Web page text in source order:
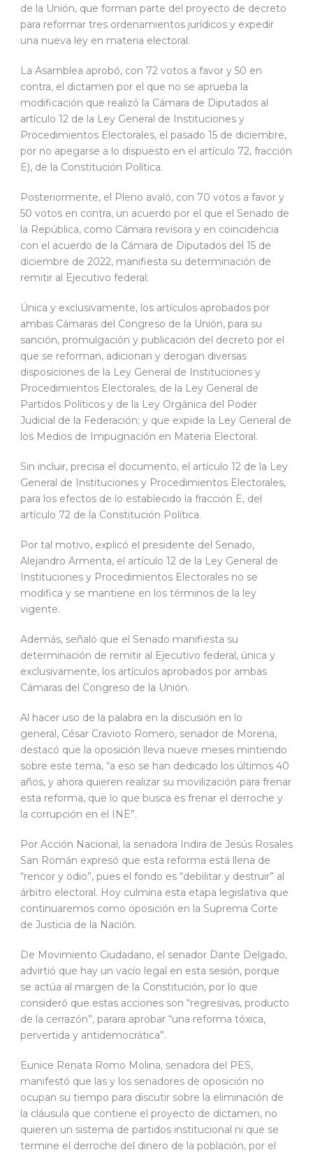
de la Unión, que forman parte del proyecto de decreto
para reformar tres ordenamientos jurídicos y expedir
una nueva ley en materia electoral.
La Asamblea aprobó, con 72 votos a favor y 50 en
contra, el dictamen por el que no se aprueba la
modificación que realizó la Cámara de Diputados al
artículo 12 de la Ley General de Instituciones y
Procedimientos Electorales, el pasado 15 de diciembre,
por no apegarse a lo dispuesto en el artículo 72, fracción
E), de la Constitución Política.
Posteriormente, el Pleno avaló, con 70 votos a favor y
50 votos en contra, un acuerdo por el que el Senado de
la República, como Cámara revisora y en coincidencia
con el acuerdo de la Cámara de Diputados del 15 de
diciembre de 2022, manifiesta su determinación de
remitir al Ejecutivo federal:
Única y exclusivamente, los artículos aprobados por
ambas Cámaras del Congreso de la Unión, para su
sanción, promulgación y publicación del decreto por el
que se reforman, adicionan y derogan diversas
disposiciones de la Ley General de Instituciones y
Procedimientos Electorales, de la Ley General de
Partidos Políticos y de la Ley Orgánica del Poder
Judicial de la Federación; y que expide la Ley General de
los Medios de Impugnación en Materia Electoral.
Sin incluir, precisa el documento, el artículo 12 de la Ley
General de Instituciones y Procedimientos Electorales,
para los efectos de lo establecido la fracción E, del
artículo 72 de la Constitución Política.
Por tal motivo, explicó el presidente del Senado,
Alejandro Armenta, el artículo 12 de la Ley General de
Instituciones y Procedimientos Electorales no se
modifica y se mantiene en los términos de la ley
vigente.
Además, señaló que el Senado manifiesta su
determinación de remitir al Ejecutivo federal, única y
exclusivamente, los artículos aprobados por ambas
Cámaras del Congreso de la Unión.
Al hacer uso de la palabra en la discusión en lo
general, César Cravioto Romero, senador de Morena,
destacó que la oposición lleva nueve meses mintiendo
sobre este tema, “a eso se han dedicado los últimos 40
años, y ahora quieren realizar su movilización para frenar
esta reforma, que lo que busca es frenar el derroche y
la corrupción en el INE”.
Por Acción Nacional, la senadora Indira de Jesús Rosales
San Román expresó que esta reforma está llena de
“rencor y odio”, pues el fondo es “debilitar y destruir” al
árbitro electoral. Hoy culmina esta etapa legislativa que
continuaremos como oposición en la Suprema Corte
de Justicia de la Nación.
De Movimiento Ciudadano, el senador Dante Delgado,
advirtió que hay un vacío legal en esta sesión, porque
se actúa al margen de la Constitución, por lo que
consideró que estas acciones son “regresivas, producto
de la cerrazón”, parara aprobar “una reforma tóxica,
pervertida y antidemocrática”.
Eunice Renata Romo Molina, senadora del PES,
manifestó que las y los senadores de oposición no
ocupan su tiempo para discutir sobre la eliminación de
la cláusula que contiene el proyecto de dictamen, no
quieren un sistema de partidos institucional ni que se
termine el derroche del dinero de la población, por el